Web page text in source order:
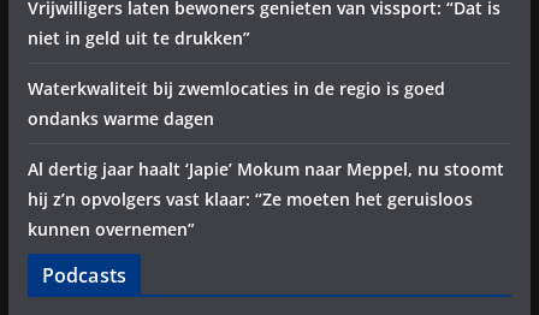
Vrijwilligers laten bewoners genieten van vissport: “Dat is
niet in geld uit te drukken”
Waterkwaliteit bij zwemlocaties in de regio is goed
ondanks warme dagen
Al dertig jaar haalt ‘Japie’ Mokum naar Meppel, nu stoomt
hij z’n opvolgers vast klaar: “Ze moeten het geruisloos
kunnen overnemen”
Podcasts